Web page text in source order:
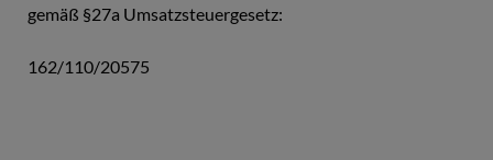
gemäß §27a Umsatzsteuergesetz:
162/110/20575